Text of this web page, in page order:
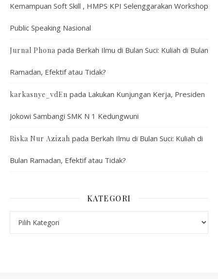
Kemampuan Soft Skill , HMPS KPI Selenggarakan Workshop
Public Speaking Nasional
Jurnal Phona pada Berkah Ilmu di Bulan Suci: Kuliah di Bulan
Ramadan, Efektif atau Tidak?
karkasnye_vdEn pada Lakukan Kunjungan Kerja, Presiden
Jokowi Sambangi SMK N 1 Kedungwuni
Riska Nur Azizah pada Berkah Ilmu di Bulan Suci: Kuliah di
Bulan Ramadan, Efektif atau Tidak?
KATEGORI